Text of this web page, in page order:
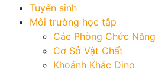
Tuyển sinh
Môi trường học tập
Các Phòng Chức Năng
Cơ Sở Vật Chất
Khoảnh Khắc Dino